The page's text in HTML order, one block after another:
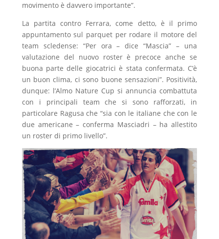
movimento è davvero importante”.
La partita contro Ferrara, come detto, è il primo
appuntamento sul parquet per rodare il motore del
team scledense: “Per ora – dice “Mascia” – una
valutazione del nuovo roster è precoce anche se
buona parte delle giocatrici è stata confermata. C’è
un buon clima, ci sono buone sensazioni”. Positività,
dunque: l’Almo Nature Cup si annuncia combattuta
con i principali team che si sono rafforzati, in
particolare Ragusa che “sia con le italiane che con le
due americane – conferma Masciadri – ha allestito
un roster di primo livello”.